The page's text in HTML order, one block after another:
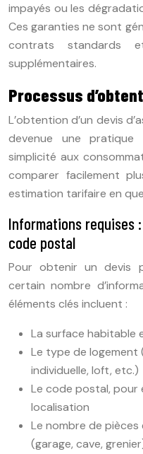
impayés ou les
Ces garanties ne sont
contrats standards
supplémentaires.
Processus
L’obtention d’un devis
devenue une
simplicité aux
comparer facilement
estimation tarifaire en
Informations requises
code postal
Pour obtenir un devis
certain nombre
éléments clés incluent :
La surface habitable
Le type de logement
individuelle, loft, etc.)
Le code postal, pour
localisation
Le nombre de pièces
(garage, cave,